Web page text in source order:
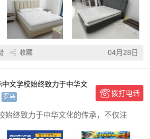
收藏 04月28日
中文学校始终致力于中华文
罗马 拨打电话
始终致力于中华文化的传承，不仅注